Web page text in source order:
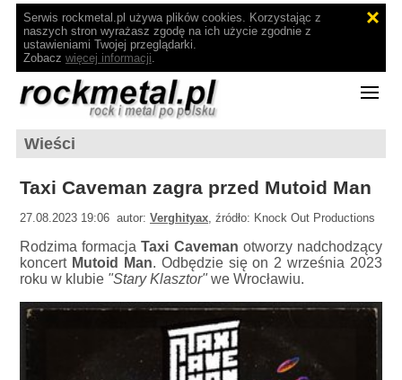
Serwis rockmetal.pl używa plików cookies. Korzystając z
naszych stron wyrażasz zgodę na ich użycie zgodnie z
ustawieniami Twojej przeglądarki.
Zobacz więcej informacji.
Wieści
Taxi Caveman zagra przed Mutoid Man
27.08.2023 19:06 autor:Verghityax, źródło: Knock Out Productions
Rodzima formacjaTaxi Caveman otworzy nadchodzący
koncert Mutoid Man. Odbędzie się on 2 września 2023
roku w klubie "Stary Klasztor"we Wrocławiu.